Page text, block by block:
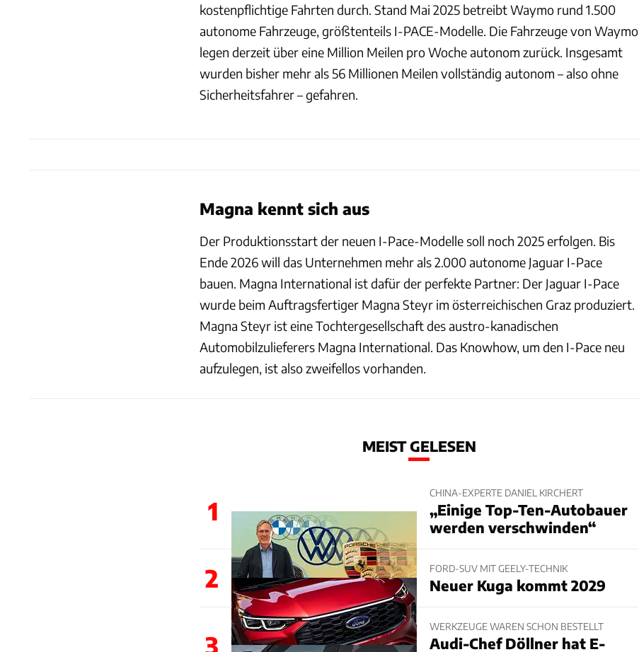
kostenpflichtige Fahrten durch. Stand Mai 2025 betreibt Waymo rund 1.500
autonome Fahrzeuge, größtenteils I-PACE-Modelle. Die Fahrzeuge von Waymo
legen derzeit über eine Million Meilen pro Woche autonom zurück. Insgesamt
wurden bisher mehr als 56 Millionen Meilen vollständig autonom – also ohne
Sicherheitsfahrer – gefahren.
Magna kennt sich aus
Der Produktionsstart der neuen I-Pace-Modelle soll noch 2025 erfolgen. Bis
Ende 2026 will das Unternehmen mehr als 2.000 autonome Jaguar I-Pace
bauen. Magna International ist dafür der perfekte Partner: Der Jaguar I-Pace
wurde beim Auftragsfertiger Magna Steyr im österreichischen Graz produziert.
Magna Steyr ist eine Tochtergesellschaft des austro-kanadischen
Automobilzulieferers Magna International. Das Knowhow, um den I-Pace neu
aufzulegen, ist also zweifellos vorhanden.
MEIST GELESEN
1
CHINA-EXPERTE DANIEL KIRCHERT
„Einige Top-Ten-Autobauer
werden verschwinden“
2 FORD-SUV MIT GEELY-TECHNIK
Neuer Kuga kommt 2029
3
WERKZEUGE WAREN SCHON BESTELLT
Audi-Chef Döllner hat E-